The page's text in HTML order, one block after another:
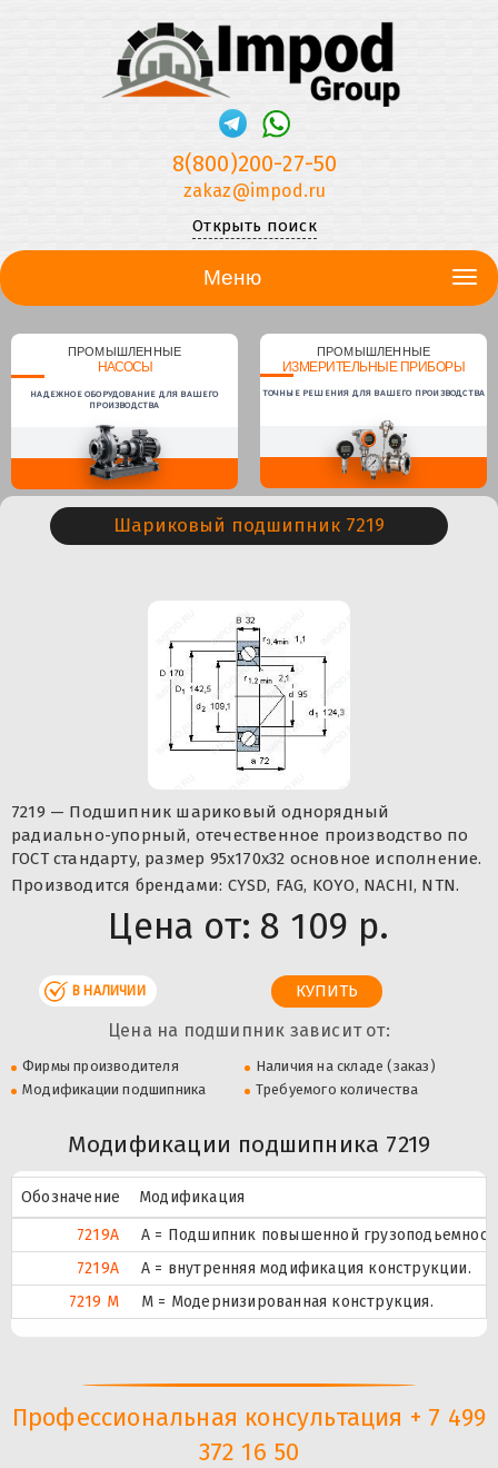
8(800)200-27-50
zakaz@impod.ru
Открыть поиск
Меню
ПРОМЫШЛЕННЫЕ
НАСОСЫ
НАДЕЖНОЕ ОБОРУДОВАНИЕ ДЛЯ ВАШЕГО
ПРОИЗВОДСТВА
ПРОМЫШЛЕННЫЕ
ИЗМЕРИТЕЛЬНЫЕ ПРИБОРЫ
ТОЧНЫЕ РЕШЕНИЯ ДЛЯ ВАШЕГО ПРОИЗВОДСТВА
Шариковый подшипник 7219
7219 — Подшипник шариковый однорядный
радиально-упорный, отечественное производство по
ГОСТ стандарту, размер 95x170x32 основное исполнение.
Производится брендами: CYSD, FAG, KOYO, NACHI, NTN.
Цена от: 8 109 р.
В НАЛИЧИИ
Цена на подшипник зависит от:
Фирмы производителя
Наличия на складе (заказ)
Модификации подшипника
Требуемого количества
Модификации подшипника 7219
Обозначение
Модификация
7219А
А = Подшипник повышенной
7219A
A = внутренняя модификация конструкции.
7219 М
М = Модернизированная конструкция.
Профессиональная консультация + 7 499
372 16 50